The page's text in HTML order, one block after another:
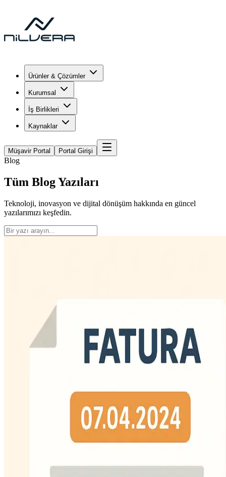
Ürünler & Çözümler
Kurumsal
İş Birlikleri
Kaynaklar
Müşavir Portal Portal Girişi
Blog
Tüm Blog Yazıları
Teknoloji, inovasyon ve dijital dönüşüm hakkında en güncel
yazılarımızı keşfedin.